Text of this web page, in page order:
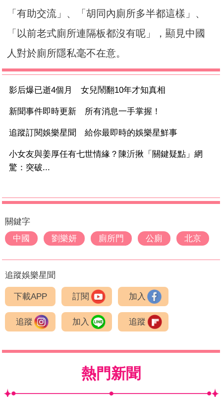
「有助交流」、「胡同內廁所多半都這樣」、
「以前老式廁所連隔板都沒有呢」，顯見中國
人對於廁所隱私毫不在意。
影后爆已逝4個月 女兒鬧翻10年才知真相
新聞事件即時更新 所有消息一手掌握！
追蹤訂閱娛樂星聞 給你最即時的娛樂星鮮事
小女友與姜厚任有七世情緣？陳沂揪「關鍵疑點」網
驚：突破...
關鍵字
中國
劉樂妍 廁所門 公廁 北京
追蹤娛樂星聞
下載APP 訂閱 加入
追蹤 加入 追蹤
熱門新聞